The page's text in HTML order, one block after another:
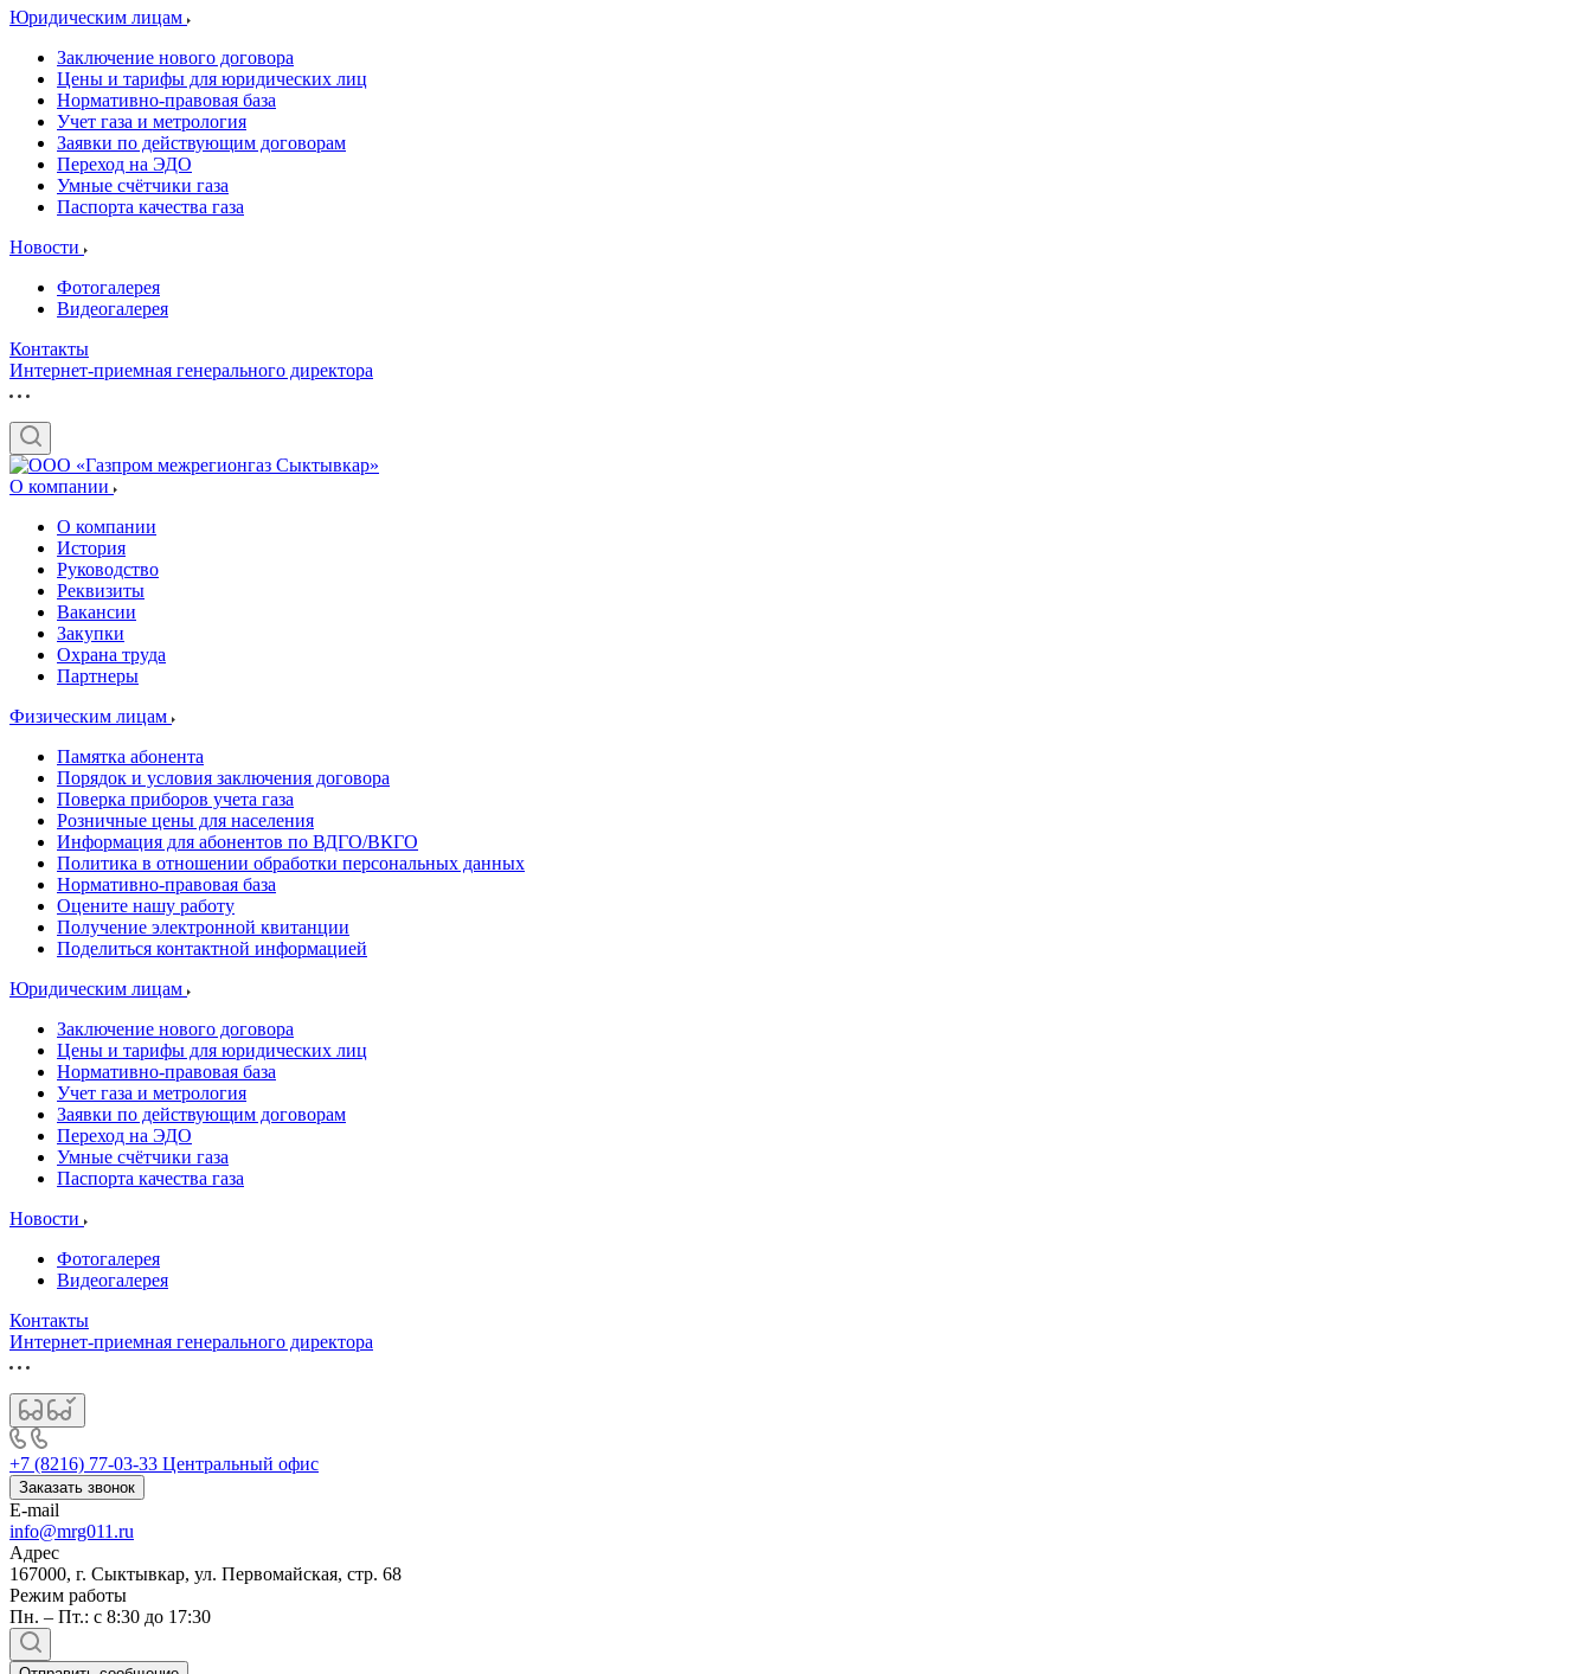
Юридическим лицам
Заключение нового договора
Цены и тарифы для юридических лиц
Нормативно-правовая база
Учет газа и метрология
Заявки по действующим договорам
Переход на ЭДО
Умные счётчики газа
Паспорта качества газа
Новости
Фотогалерея
Видеогалерея
Контакты
Интернет-приемная генерального директора
О компании
О компании
История
Руководство
Реквизиты
Вакансии
Закупки
Охрана труда
Партнеры
Физическим лицам
Памятка абонента
Порядок и условия заключения договора
Поверка приборов учета газа
Розничные цены для населения
Информация для абонентов по ВДГО/ВКГО
Политика в отношении обработки персональных данных
Нормативно-правовая база
Оцените нашу работу
Получение электронной квитанции
Поделиться контактной информацией
Юридическим лицам
Заключение нового договора
Цены и тарифы для юридических лиц
Нормативно-правовая база
Учет газа и метрология
Заявки по действующим договорам
Переход на ЭДО
Умные счётчики газа
Паспорта качества газа
Новости
Фотогалерея
Видеогалерея
Контакты
Интернет-приемная генерального директора
+7 (8216) 77-03-33 Центральный офис
Заказать звонок
E-mail
info@mrg011.ru
Адрес
167000, г. Сыктывкар, ул. Первомайская, стр. 68
Режим работы
Пн. – Пт.: с 8:30 до 17:30